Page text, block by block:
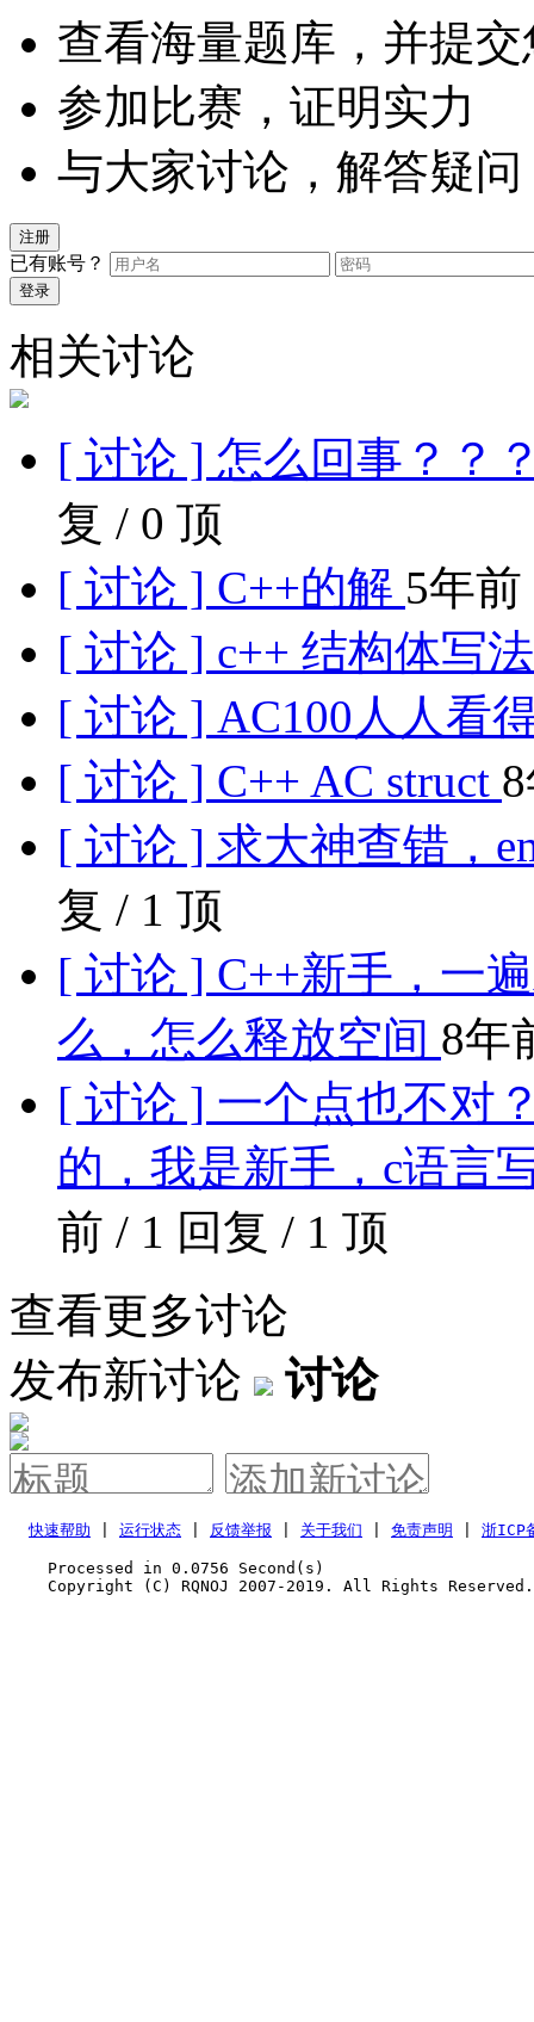
查看海量题库，并提
参加比赛，证明实力
与大家讨论，解答疑
注册
已有账号？
登录
相关讨论
[ 讨论 ] 怎么回事？？
复 / 0 顶
[ 讨论 ] C++的解 5年
[ 讨论 ] c++ 结构体写
[ 讨论 ] AC100人人看
[ 讨论 ] C++ AC struct
[ 讨论 ] 求大神查错，
复 / 1 顶
[ 讨论 ] C++新手，一
么，怎么释放空间 8年
[ 讨论 ] 一个点也不对
的，我是新手，c语言
前 / 1 回复 / 1 顶
查看更多讨论
发布新讨论
讨论
快速帮助 运行状态 反馈举报 关于我们 免责声明 浙ICP
    Processed in 0.0756	Second(s)